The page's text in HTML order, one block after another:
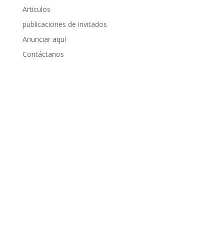
Articulos
publicaciones de invitados
Anunciar aquí
Contáctanos